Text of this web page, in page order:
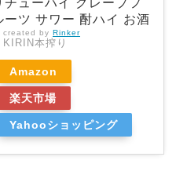
チューハイ グレープフ
ーツ サワー 酎ハイ お酒
created by Rinker
KIRIN本搾り
Amazon
楽天市場
Yahooショッピング